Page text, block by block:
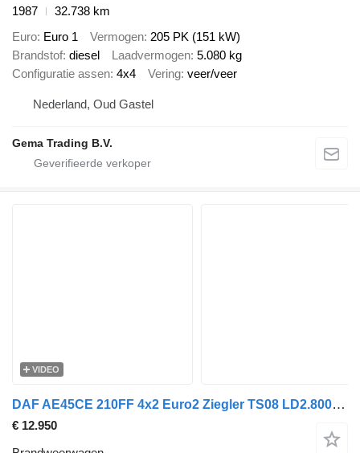
1987
32.738 km
Euro Euro 1 Vermogen 205 PK (151 kW)
Brandstof diesel Laadvermogen 5.080 kg
Configuratie assen 4x4 Vering veer/veer
Nederland, Oud Gastel
Gema Trading B.V.
VIDEO
DAF AE45CE 210FF 4x2 Euro2 Ziegler TS08 LD2.800 HD265 T1.500Liters -
€ 12.950